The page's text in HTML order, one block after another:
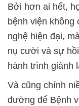
Bởi hơn ai hết,
bệnh viện
nghệ hiện đại,
nụ cười và sự
hành trình giành
Và cũng chính
đường để Bệnh